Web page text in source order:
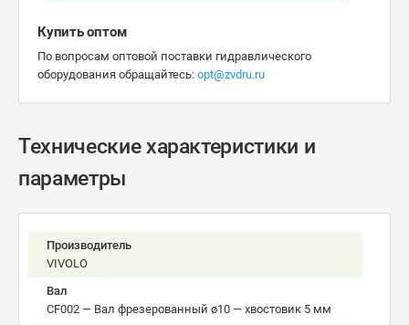
Купить оптом
По вопросам оптовой поставки гидравлического
оборудования обращайтесь: opt@zvdru.ru
Технические характеристики и
параметры
Производитель
VIVOLO
Вал
CF002 — Вал фрезерованный ø10 — хвостовик 5 мм